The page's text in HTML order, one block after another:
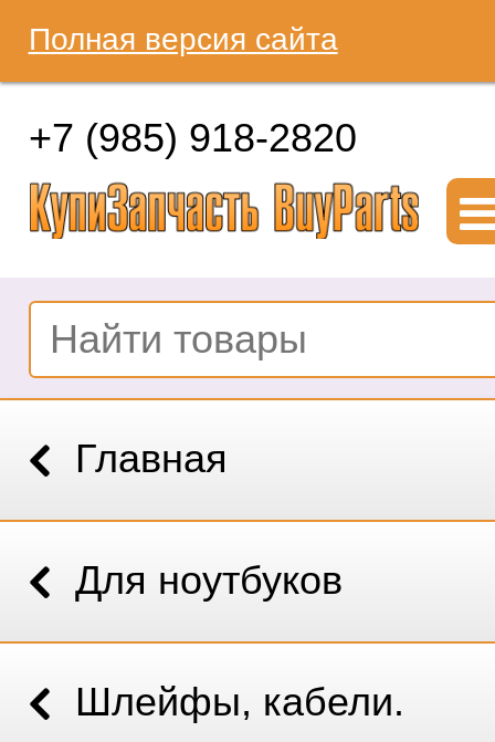
Полная версия сайта
+7 (985) 918-2820
Главная
Для ноутбуков
Шлейфы, кабели.